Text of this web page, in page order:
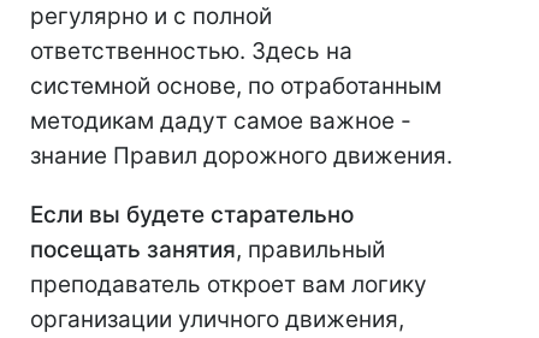
регулярно и с полной
ответственностью. Здесь на
системной основе, по отработанным
методикам дадут самое важное -
знание Правил дорожного движения.
Если вы будете старательно
посещать занятия, правильный
преподаватель откроет вам логику
организации уличного движения,